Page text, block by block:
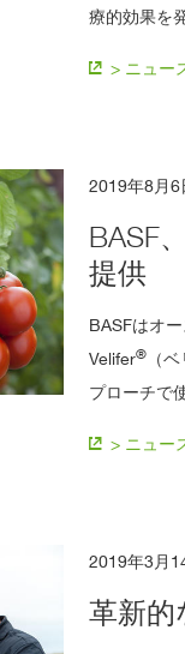
療的効果を
> ニュー
2019年8月6
BASF
提供
BASFはオ
Velifer®
（
プローチで
> ニュー
2019年3月
革新的